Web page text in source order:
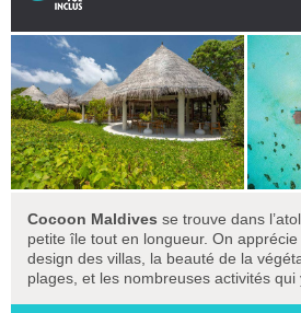
Cocoon Maldives se trouve dans
petite île tout en longueur. On
design des villas, la beauté de la
plages, et les nombreuses activités qui